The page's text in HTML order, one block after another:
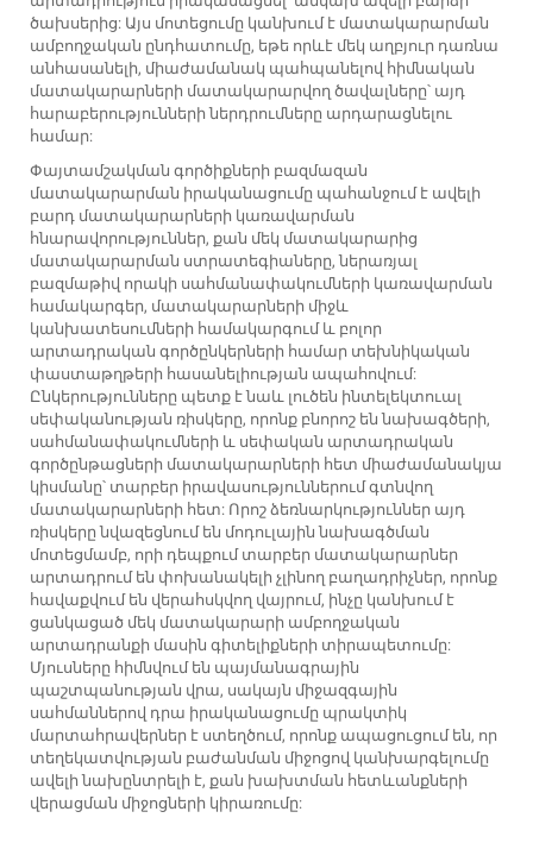
ծախսերից: Այս մոտեցումը կանխում է մատակարարման
ամբողջական ընդհատումը, եթե որևէ մեկ աղբյուր դառնա
անհասանելի, միաժամանակ պահպանելով հիմնական
մատակարարների մատակարարվող ծավալները՝ այդ
հարաբերությունների ներդրումները արդարացնելու
համար:
Փայտամշակման գործիքների բազմազան
մատակարարման իրականացումը պահանջում է ավելի
բարդ մատակարարների կառավարման
հնարավորություններ, քան մեկ մատակարարից
մատակարարման ստրատեգիաները, ներառյալ
բազմաթիվ որակի սահմանափակումների կառավարման
համակարգեր, մատակարարների միջև
կանխատեսումների համակարգում և բոլոր
արտադրական գործընկերների համար տեխնիկական
փաստաթղթերի հասանելիության ապահովում:
Ընկերությունները պետք է նաև լուծեն ինտելեկտուալ
սեփականության ռիսկերը, որոնք բնորոշ են նախագծերի,
սահմանափակումների և սեփական արտադրական
գործընթացների մատակարարների հետ միաժամանակյա
կիսմանը՝ տարբեր իրավասություններում գտնվող
մատակարարների հետ: Որոշ ձեռնարկություններ այդ
ռիսկերը նվազեցնում են մոդուլային նախագծման
մոտեցմամբ, որի դեպքում տարբեր մատակարարներ
արտադրում են փոխանակելի չլինող բաղադրիչներ, որոնք
հավաքվում են վերահսկվող վայրում, ինչը կանխում է
ցանկացած մեկ մատակարարի ամբողջական
արտադրանքի մասին գիտելիքների տիրապետումը:
Մյուսները հիմնվում են պայմանագրային
պաշտպանության վրա, սակայն միջազգային
սահմաններով դրա իրականացումը պրակտիկ
մարտահրավերներ է ստեղծում, որոնք ապացուցում են, որ
տեղեկատվության բաժանման միջոցով կանխարգելումը
ավելի նախընտրելի է, քան խախտման հետևանքների
վերացման միջոցների կիրառումը: